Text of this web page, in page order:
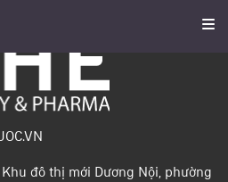
đô thị mới Dương Nội, phường